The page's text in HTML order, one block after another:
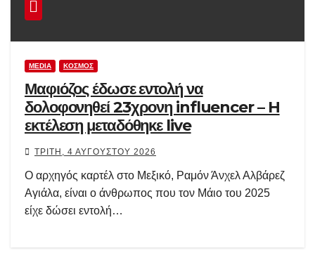
MEDIA ΚΌΣΜΟΣ
Μαφιόζος έδωσε εντολή να
δολοφονηθεί 23χρονη influencer – H
εκτέλεση μεταδόθηκε live
ΤΡΊΤΗ, 4 ΑΥΓΟΎΣΤΟΥ 2026
Ο αρχηγός καρτέλ στο Μεξικό, Ραμόν Άνχελ Αλβάρεζ
Αγιάλα, είναι ο άνθρωπος που τον Μάιο του 2025
είχε δώσει εντολή…